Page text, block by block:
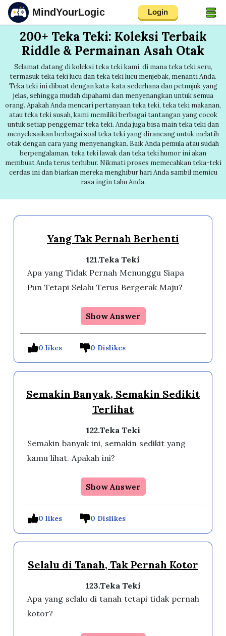
MindYourLogic Login
200+ Teka Teki: Koleksi Terbaik
Riddle & Permainan Asah Otak
Selamat datang di koleksi teka teki kami, di mana teka teki seru,
termasuk teka teki lucu dan teka teki lucu menjebak, menanti Anda.
Teka teki ini dibuat dengan kata-kata sederhana dan petunjuk yang
jelas, sehingga mudah dipahami dan menyenangkan untuk semua
orang. Apakah Anda mencari pertanyaan teka teki, teka teki makanan,
atau teka teki susah, kami memiliki berbagai tantangan yang cocok
untuk setiap penggemar teka teki. Anda juga bisa main teka teki dan
menyelesaikan berbagai soal teka teki yang dirancang untuk melatih
otak dengan cara yang menyenangkan. Baik Anda pemula atau sudah
berpengalaman, teka teki lawak dan teka teki humor ini akan
membuat Anda terus terhibur. Nikmati proses memecahkan teka-teki
cerdas ini dan biarkan mereka menghibur hari Anda sambil memicu
rasa ingin tahu Anda.
Yang Tak Pernah Berhenti
121.Teka Teki
Apa yang Tidak Pernah Menunggu Siapa
Pun Tetapi Selalu Terus Bergerak Maju?
Show Answer
0 likes 0 Dislikes
Semakin Banyak, Semakin Sedikit
Terlihat
122.Teka Teki
Semakin banyak ini, semakin sedikit yang
kamu lihat. Apakah ini?
Show Answer
0 likes 0 Dislikes
Selalu di Tanah, Tak Pernah Kotor
123.Teka Teki
Apa yang selalu di tanah tetapi tidak pernah
kotor?